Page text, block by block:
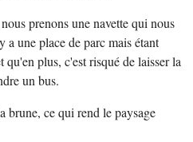
prenons une navette qui nous
a une place de parc mais étant
qu'en plus, c'est risqué de laisser la
un bus.
brune, ce qui rend le paysage